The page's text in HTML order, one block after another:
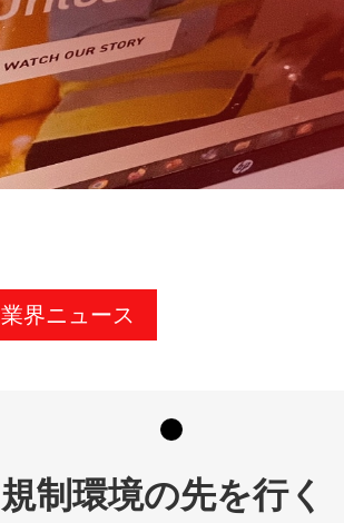
業界ニュース
規制環境の先を行く